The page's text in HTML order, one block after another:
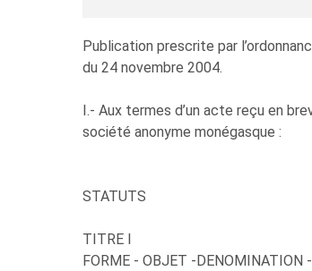
Publication prescrite par
du 24 novembre 2004.
I.- Aux termes d’un acte reçu en
société anonyme monégasque :
STATUTS
TITRE I
FORME - OBJET -DENOMINATION